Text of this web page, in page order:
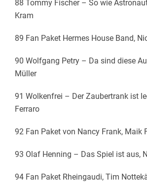
88 Tommy Fischer – So wie
Kram
89 Fan Paket Hermes House Band,
90 Wolfgang Petry – Da sind diese
Müller
91 Wolkenfrei – Der Zaubertrank ist
Ferraro
92 Fan Paket von Nancy Frank, Maik
93 Olaf Henning – Das Spiel ist aus,
94 Fan Paket Rheingaudi, Tim